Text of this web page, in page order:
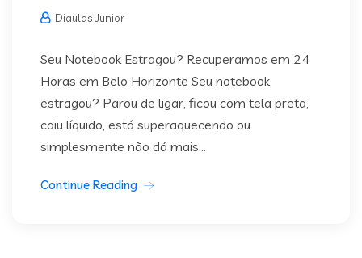
Diaulas Junior
Seu Notebook Estragou? Recuperamos em 24
Horas em Belo Horizonte Seu notebook
estragou? Parou de ligar, ficou com tela preta,
caiu líquido, está superaquecendo ou
simplesmente não dá mais...
Continue Reading